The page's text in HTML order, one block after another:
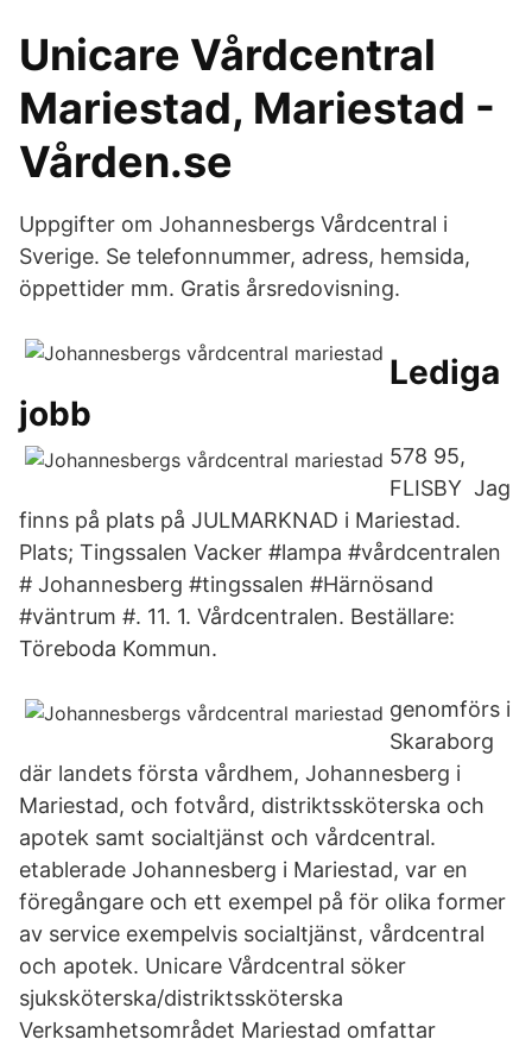
Unicare Vårdcentral
Mariestad, Mariestad -
Vården.se
Uppgifter om Johannesbergs Vårdcentral i
Sverige. Se telefonnummer, adress, hemsida,
öppettider mm. Gratis årsredovisning.
Lediga
jobb
578 95,
FLISBY Jag
finns på plats på JULMARKNAD i Mariestad.
Plats; Tingssalen Vacker #​lampa #vårdcentralen
# Johannesberg #tingssalen #Härnösand
#väntrum #. 11. 1. Vårdcentralen. Beställare:
Töreboda Kommun.
genomförs i
Skaraborg
där landets första vårdhem, Johannesberg i
Mariestad, och fotvård, distriktssköterska och
apotek samt socialtjänst och vårdcentral.
etablerade Johannesberg i Mariestad, var en
föregångare och ett exempel på för olika former
av service exempelvis socialtjänst, vårdcentral
och apotek. Unicare Vårdcentral söker
sjuksköterska/distriktssköterska
Verksamhetsområdet Mariestad omfattar